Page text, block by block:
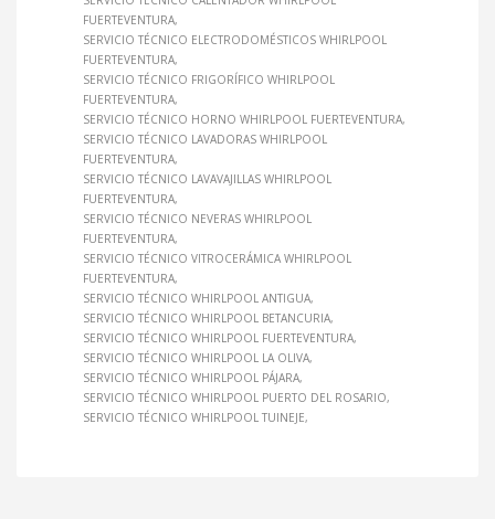
FUERTEVENTURA
SERVICIO TÉCNICO ELECTRODOMÉSTICOS WHIRLPOOL
FUERTEVENTURA
SERVICIO TÉCNICO FRIGORÍFICO WHIRLPOOL
FUERTEVENTURA
SERVICIO TÉCNICO HORNO WHIRLPOOL FUERTEVENTURA
SERVICIO TÉCNICO LAVADORAS WHIRLPOOL
FUERTEVENTURA
SERVICIO TÉCNICO LAVAVAJILLAS WHIRLPOOL
FUERTEVENTURA
SERVICIO TÉCNICO NEVERAS WHIRLPOOL
FUERTEVENTURA
SERVICIO TÉCNICO VITROCERÁMICA WHIRLPOOL
FUERTEVENTURA
SERVICIO TÉCNICO WHIRLPOOL ANTIGUA
SERVICIO TÉCNICO WHIRLPOOL BETANCURIA
SERVICIO TÉCNICO WHIRLPOOL FUERTEVENTURA
SERVICIO TÉCNICO WHIRLPOOL LA OLIVA
SERVICIO TÉCNICO WHIRLPOOL PÁJARA
SERVICIO TÉCNICO WHIRLPOOL PUERTO DEL ROSARIO
SERVICIO TÉCNICO WHIRLPOOL TUINEJE